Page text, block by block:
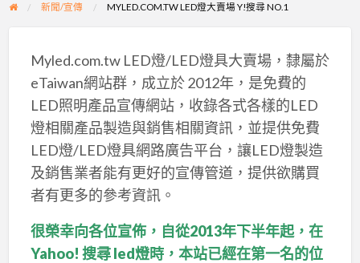
新聞/宣傳 MYLED.COM.TW LED燈大賣場 Y!搜尋 NO.1
Myled.com.tw LED燈/LED燈具大賣場，隸屬於
eTaiwan網站群，成立於 2012年，是免費的
LED照明產品宣傳網站，收錄各式各樣的LED
燈相關產品製造與銷售相關資訊，並提供免費
LED燈/LED燈具網路廣告平台，讓LED燈製造
及銷售業者能有更好的宣傳管道，提供欲購買
者有更多的參考資訊。
很榮幸向各位宣佈，自從2013年下半年起，在
Yahoo! 搜尋 led燈時，本站已經在第一名的位